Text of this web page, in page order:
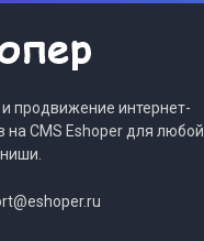
продвижение интернет-
на CMS Eshoper для любой